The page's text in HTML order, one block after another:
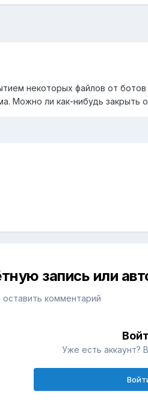
некоторых файлов от
Можно ли как-нибудь закрыть
запись или
комментарий
Уже есть аккаунт?